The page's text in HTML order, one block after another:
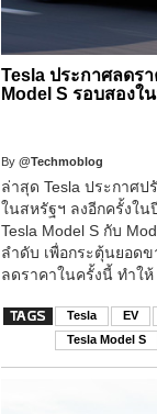
Tesla ประกาศลดร
Model S รอบสองใ
By@Techmoblog
ล่าสุด Tesla ประกาศป
ในสหรัฐฯ ลงอีกครั้งใ
Tesla Model S กับ
ลำดับ เพื่อกระตุ้นยอด
ลดราคาในครั้งนี้ ทำให้
Tesla EV
Tesla Model S